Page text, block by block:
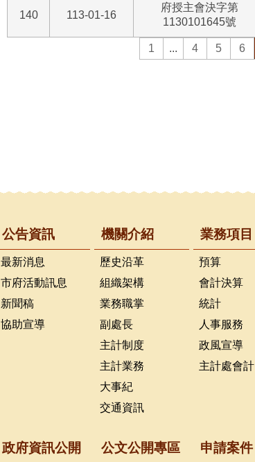
140 113-01-16
府授主會決字第
1130101645號
1 ... 4 5 6
公告資訊
最新消息
市府活動訊息
新聞稿
協助宣導
機關介紹
歷史沿革
組織架構
業務職掌
副處長
主計制度
主計業務
大事紀
交通資訊
業務項目
預算
會計決算
統計
人事服務
政風宣導
主計處會計
政府資訊公開 公文公開專區 申請案件